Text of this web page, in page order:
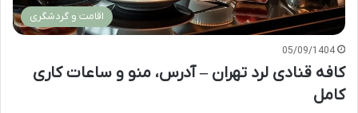
اقامت و گردشگری
05/09/1404
کافه قنادی لرد تهران – آدرس، منو و ساعات کاری
کامل